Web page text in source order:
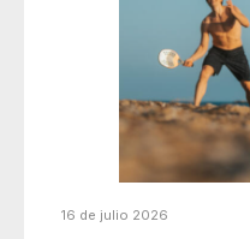
16 de julio 2026